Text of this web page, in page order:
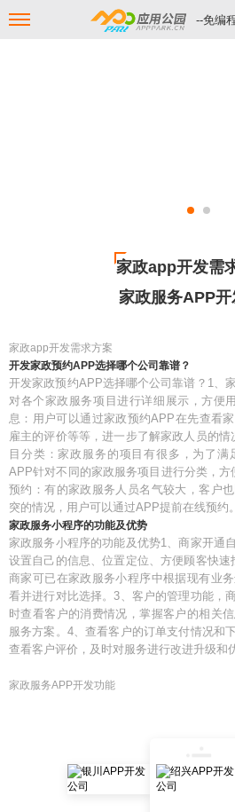
--免编
家政app开发需
家政服务APP开
家政app开发需求方案
开发家政预约APP选择哪个公司靠谱？
开发家政预约APP选择哪个公司靠谱？1、
对各个家政服务项目进行详细展示，方便
息：用户可以通过家政预约APP在先查看
雇主的评价等等，进一步了解家政人员的
目分类：家政服务的项目有很多，为了
APP针对不同的家政服务项目进行分类，
预约：有的家政服务人员名气较大，客户
突的情况，用户可以通过APP提前在线预约。
家政服务小程序的功能及优势
家政服务小程序的功能及优势1、商家开通
设置自己的信息、位置定位、方便顾客快速
商家可已在家政服务小程序中根据现有业
看并进行对比选择。3、客户的管理功能，
时查看客户的消费情况，掌握客户的相关
服务方案。4、查看客户的订单支付情况和
查看客户评价，及时对服务进行改进升级和
家政服务APP开发功能